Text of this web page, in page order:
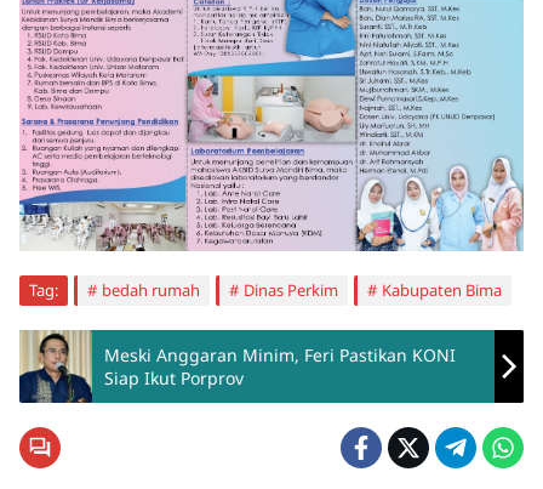
Tag: bedah rumah Dinas Perkim Kabupaten Bima
Meski Anggaran Minim, Feri Pastikan KONI
Siap Ikut Porprov